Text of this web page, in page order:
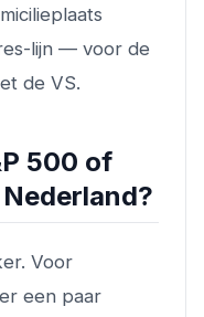
lijn — voor de
de VS.
500 of
Voor
een paar